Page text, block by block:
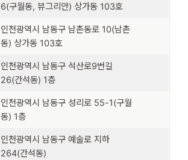
6(구월동, 뷰그리안) 상가동 103호
인천광역시 남동구 남촌동로 10(남촌
동) 상가동 103호
인천광역시 남동구 석산로9번길
26(간석동) 1층
인천광역시 남동구 성리로 55-1(구월
동) 1층
인천광역시 남동구 예술로 지하
264(간석동)